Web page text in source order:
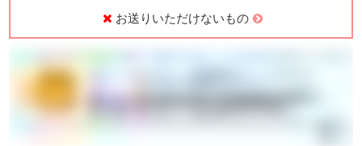
お送りいただけないもの